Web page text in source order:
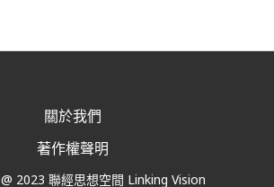
關於我們
著作權聲明
@ 2023 聯經思想空間 Linking Vision